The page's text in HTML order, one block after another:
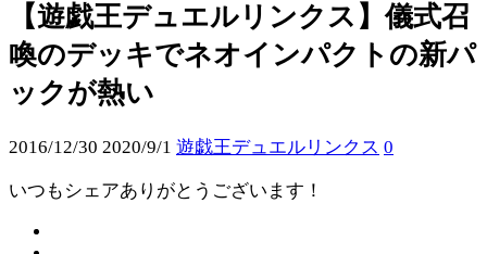
【遊戯王デュエルリンクス】儀式召
喚のデッキでネオインパクトの新パ
ックが熱い
2016/12/30 2020/9/1 遊戯王デュエルリンクス 0
いつもシェアありがとうございます！